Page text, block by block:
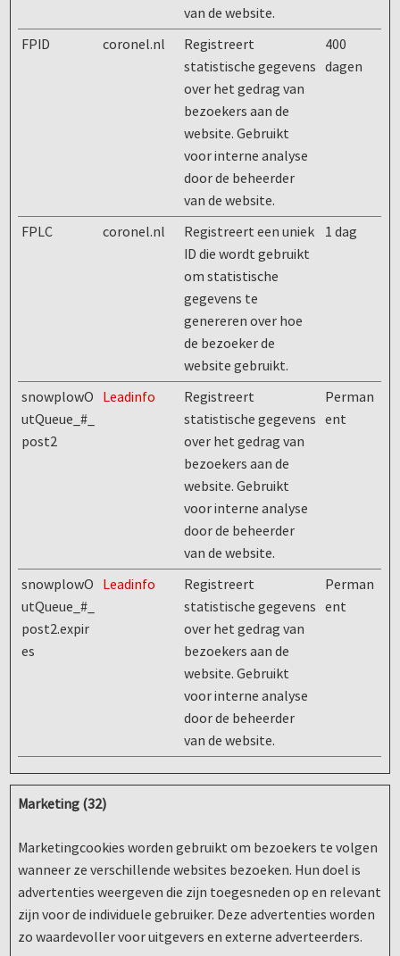
van de website.
FPID coronel.nl
Registreert
statistische gegevens
over het gedrag van
bezoekers aan de
website. Gebruikt
voor interne analyse
door de beheerder
van de website.
400
dagen
FPLC coronel.nl
Registreert een uniek
ID die wordt gebruikt
om statistische
gegevens te
genereren over hoe
de bezoeker de
website gebruikt.
1 dag
snowplowO
utQueue_#_
post2
Leadinfo
Registreert
statistische gegevens
over het gedrag van
bezoekers aan de
website. Gebruikt
voor interne analyse
door de beheerder
van de website.
Perman
ent
snowplowO
utQueue_#_
post2.expir
es
Leadinfo
Registreert
statistische gegevens
over het gedrag van
bezoekers aan de
website. Gebruikt
voor interne analyse
door de beheerder
van de website.
Perman
ent
Marketing (32)
Marketingcookies worden gebruikt om bezoekers te volgen
wanneer ze verschillende websites bezoeken. Hun doel is
advertenties weergeven die zijn toegesneden op en relevant
zijn voor de individuele gebruiker. Deze advertenties worden
zo waardevoller voor uitgevers en externe adverteerders.